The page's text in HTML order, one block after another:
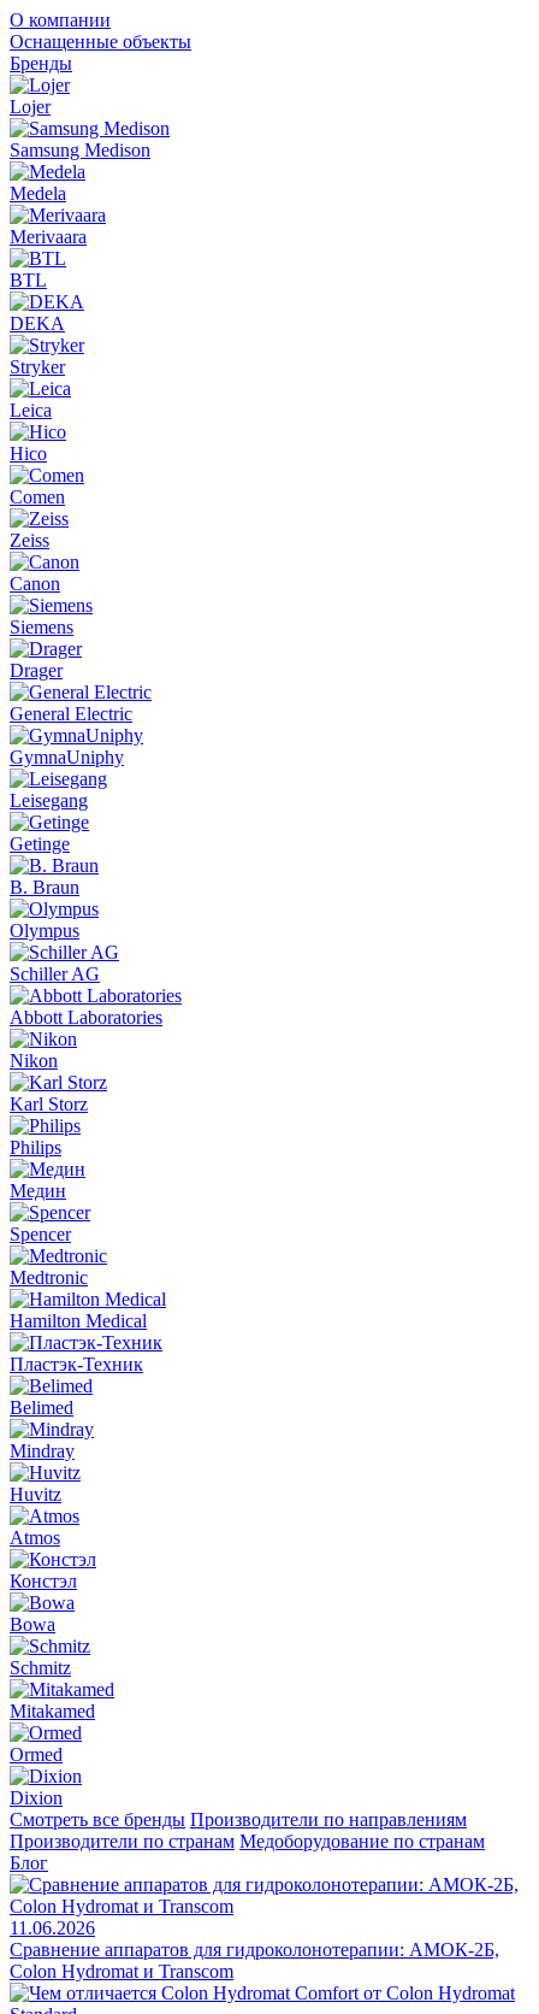
О компании
Оснащенные объекты
Бренды
Lojer
Samsung Medison
Medela
Merivaara
BTL
DEKA
Stryker
Leica
Hico
Comen
Zeiss
Canon
Siemens
Drager
General Electric
GymnaUniphy
Leisegang
Getinge
B. Braun
Olympus
Schiller AG
Abbott Laboratories
Nikon
Karl Storz
Philips
Медин
Spencer
Medtronic
Hamilton Medical
Пластэк-Техник
Belimed
Mindray
Huvitz
Atmos
Констэл
Bowa
Schmitz
Mitakamed
Ormed
Dixion
Смотреть все бренды Производители по направлениям
Производители по странам Медоборудование по странам
Блог
11.06.2026
Сравнение аппаратов для гидроколонотерапии: АМОК-2Б,
Colon Hydromat и Transcom